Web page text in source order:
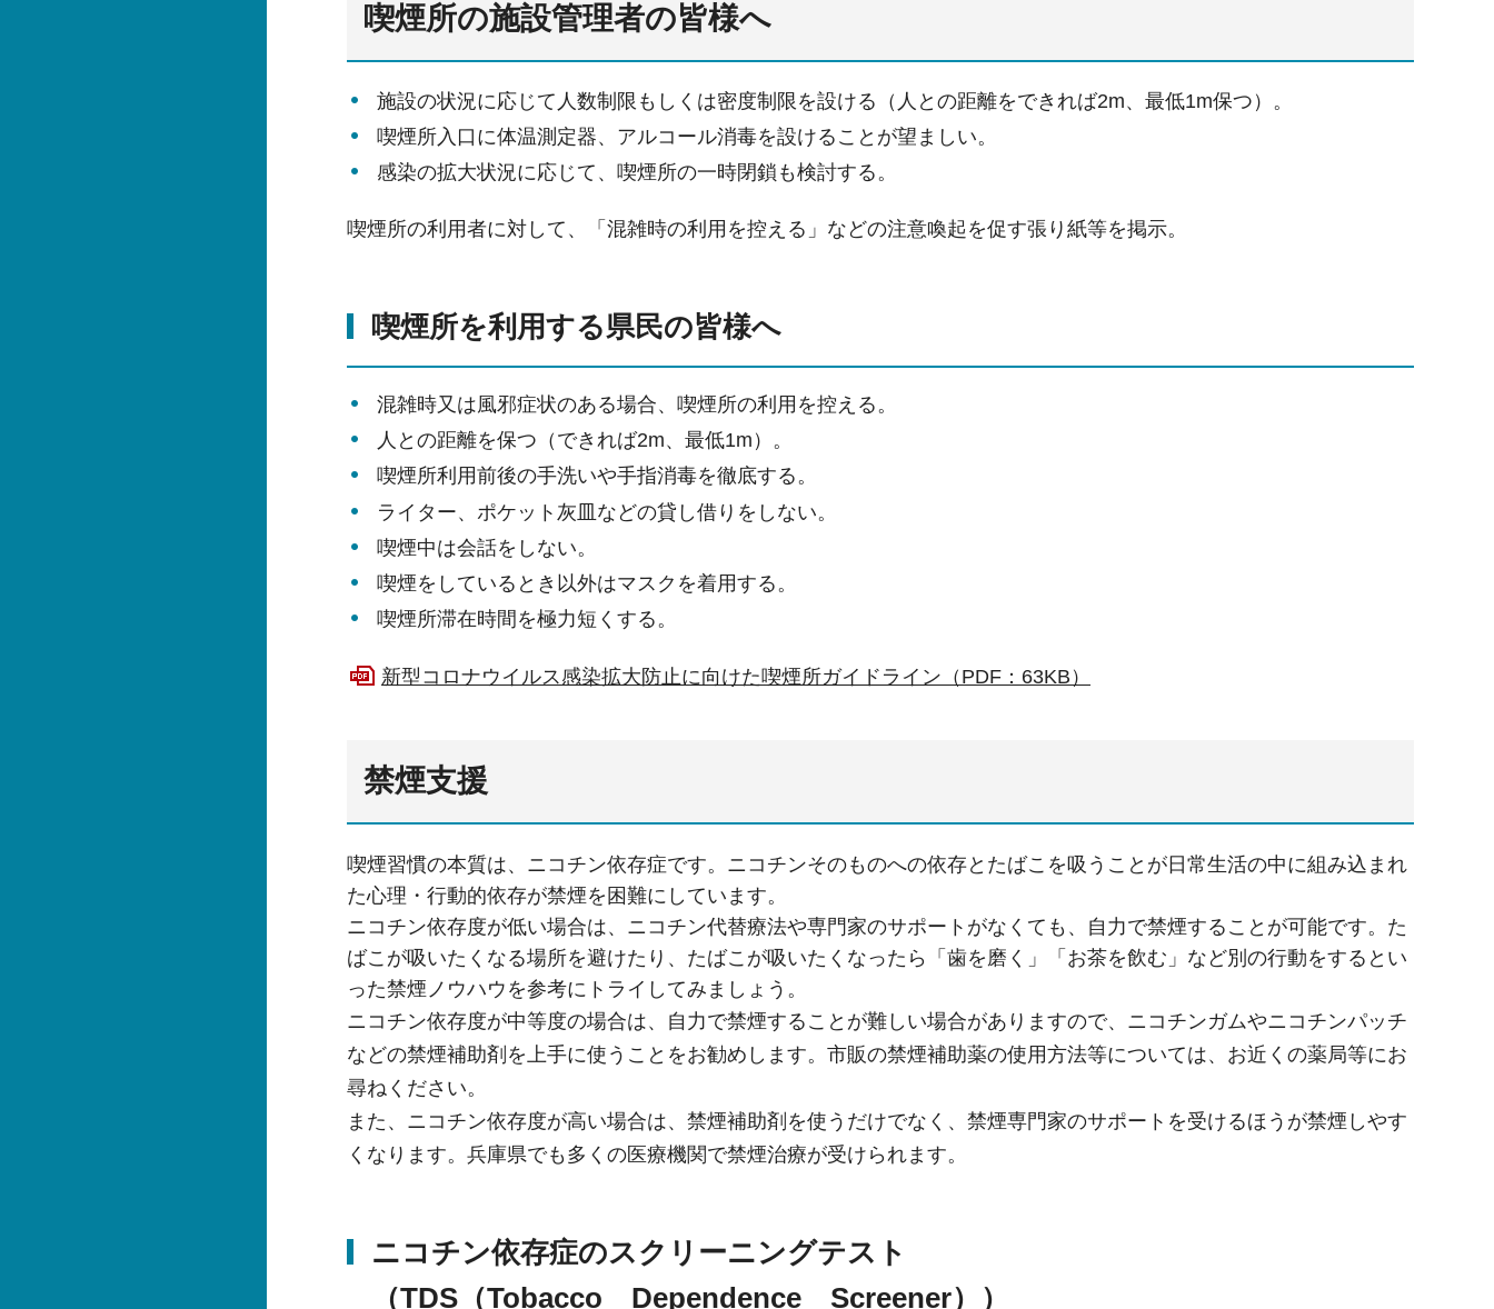
喫煙所の施設管理者の皆様へ
施設の状況に応じて人数制限もしくは密度制限を設ける（人との距離をできれば2m、最低1m保つ）。
喫煙所入口に体温測定器、アルコール消毒を設けることが望ましい。
感染の拡大状況に応じて、喫煙所の一時閉鎖も検討する。
喫煙所の利用者に対して、「混雑時の利用を控える」などの注意喚起を促す張り紙等を掲示。
喫煙所を利用する県民の皆様へ
混雑時又は風邪症状のある場合、喫煙所の利用を控える。
人との距離を保つ（できれば2m、最低1m）。
喫煙所利用前後の手洗いや手指消毒を徹底する。
ライター、ポケット灰皿などの貸し借りをしない。
喫煙中は会話をしない。
喫煙をしているとき以外はマスクを着用する。
喫煙所滞在時間を極力短くする。
新型コロナウイルス感染拡大防止に向けた喫煙所ガイドライン（PDF：63KB）
禁煙支援
喫煙習慣の本質は、ニコチン依存症です。ニコチンそのものへの依存とたばこを吸うことが日常生活の中に組み込まれ
た心理・行動的依存が禁煙を困難にしています。
ニコチン依存度が低い場合は、ニコチン代替療法や専門家のサポートがなくても、自力で禁煙することが可能です。た
ばこが吸いたくなる場所を避けたり、たばこが吸いたくなったら「歯を磨く」「お茶を飲む」など別の行動をするとい
った禁煙ノウハウを参考にトライしてみましょう。
ニコチン依存度が中等度の場合は、自力で禁煙することが難しい場合がありますので、ニコチンガムやニコチンパッチ
などの禁煙補助剤を上手に使うことをお勧めします。市販の禁煙補助薬の使用方法等については、お近くの薬局等にお
尋ねください。
また、ニコチン依存度が高い場合は、禁煙補助剤を使うだけでなく、禁煙専門家のサポートを受けるほうが禁煙しやす
くなります。兵庫県でも多くの医療機関で禁煙治療が受けられます。
ニコチン依存症のスクリーニングテスト
（TDS（Tobacco
Dependence Screener））